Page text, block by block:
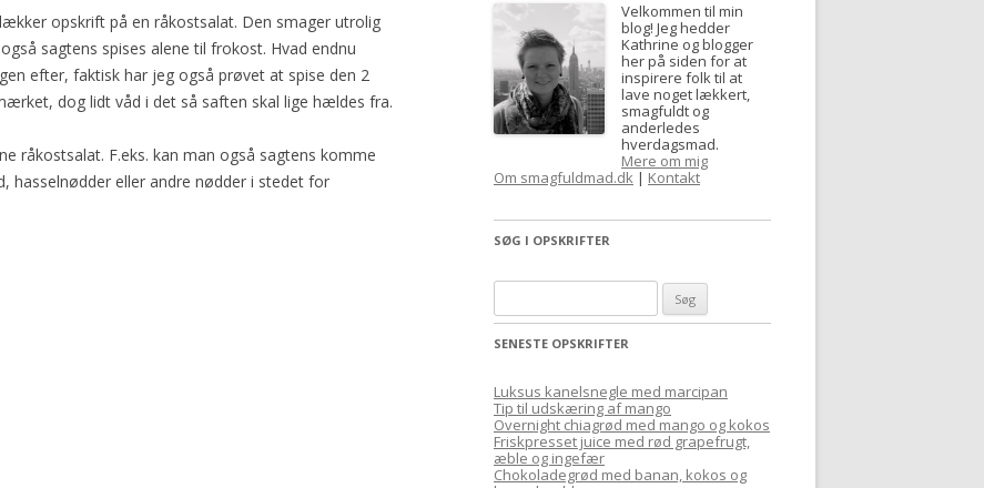
opskrift på en råkostsalat. Den smager utrolig
sagtens spises alene til frokost. Hvad endnu
efter, faktisk har jeg også prøvet at spise den 2
dog lidt våd i det så saften skal lige hældes fra.
råkostsalat. F.eks. kan man også sagtens komme
hasselnødder eller andre nødder i stedet for
Velkommen til min
blog! Jeg hedder
Kathrine og blogger
her på siden for at
inspirere folk til at
lave noget lækkert,
smagfuldt og
anderledes
hverdagsmad.
Mere om mig
Om smagfuldmad.dk | Kontakt
SØG I OPSKRIFTER
ø
g
f
t
e
r
SENESTE OPSKRIFTER
Luksus kanelsnegle med marcipan
Tip til udskæring af mango
Overnight chiagrød med mango og kokos
Friskpresset juice med rød grapefrugt,
æble og ingefær
Chokoladegrød med banan, kokos og